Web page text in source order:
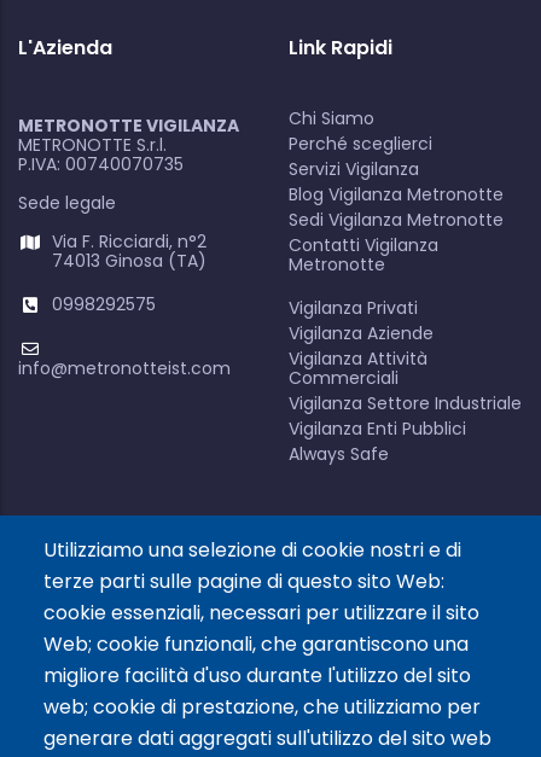
L'Azienda
METRONOTTE VIGILANZA
METRONOTTE S.r.l.
P.IVA: 00740070735
Sede legale
Via F. Ricciardi, n°2
74013 Ginosa (TA)
0998292575
info@metronotteist.com
Link Rapidi
Chi Siamo
Perché sceglierci
Servizi Vigilanza
Blog Vigilanza Metronotte
Sedi Vigilanza Metronotte
Contatti Vigilanza
Metronotte
Vigilanza Privati
Vigilanza Aziende
Vigilanza Attività
Commerciali
Vigilanza Settore Industriale
Vigilanza Enti Pubblici
Always Safe
Link Social
Siamo Presenti Su
Utilizziamo una selezione di cookie nostri e di
terze parti sulle pagine di questo sito Web:
cookie essenziali, necessari per utilizzare il sito
Web; cookie funzionali, che garantiscono una
migliore facilità d'uso durante l'utilizzo del sito
web; cookie di prestazione, che utilizziamo per
generare dati aggregati sull'utilizzo del sito web